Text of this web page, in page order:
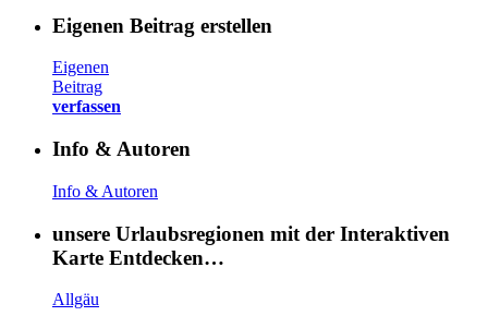
Eigenen Beitrag erstellen
Eigenen
Beitrag
verfassen
Info & Autoren
Info & Autoren
unsere Urlaubsregionen mit der Interaktiven
Karte Entdecken…
Allgäu